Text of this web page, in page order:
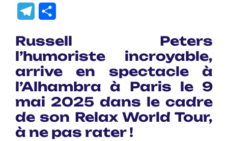
Link
Telegram
Russell Peters
l’humoriste incroyable,
arrive en spectacle à
l’Alhambra à Paris le 9
mai 2025 dans le cadre
de son Relax World Tour,
à ne pas rater !